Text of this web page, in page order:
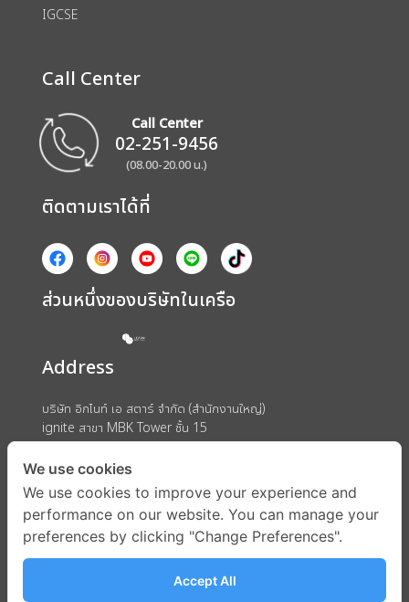
IGCSE
Call Center
Call Center
02-251-9456
(08.00-20.00 น.)
ติดตามเราได้ที่
ส่วนหนึ่งของบริษัทในเครือ
Address
บริษัท อิกไนท์ เอ สตาร์ จำกัด (สำนักงานใหญ่)
ignite สาขา MBK Tower ชั้น 15
ถนนพญาไท แขวงวังใหม่ เขตปทุมวัน กรุงเทพมหานคร 10330
We use cookies
We use cookies to improve your experience and
performance on our website. You can manage your
preferences by clicking "Change Preferences".
Accept All